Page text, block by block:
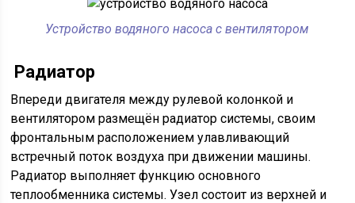
Устройство водяного насоса с вентилятором
Радиатор
Впереди двигателя между рулевой колонкой и
вентилятором размещён радиатор системы, своим
фронтальным расположением улавливающий
встречный поток воздуха при движении машины.
Радиатор выполняет функцию основного
теплообменника системы. Узел состоит из верхней и